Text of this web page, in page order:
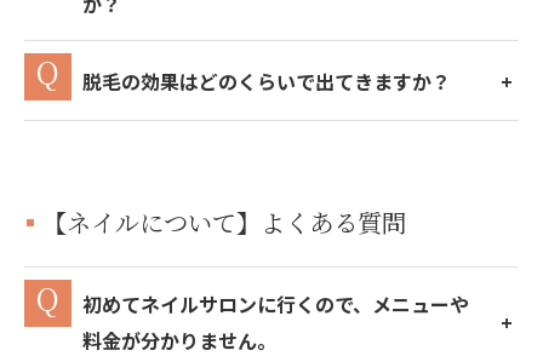
脱毛の効果はどのくらいで出てきますか？
【ネイルについて】よくある質問
初めてネイルサロンに行くので、メニューや
料金が分かりません。